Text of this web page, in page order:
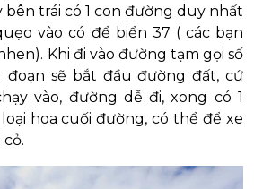
bên trái có 1 con đường duy nhất
vào có để biển 37 ( các bạn
Khi đi vào đường tạm gọi số
đoạn sẽ bắt đầu đường đất, cứ
vào, đường dễ đi, xong có 1
hoa cuối đường, có thể để xe